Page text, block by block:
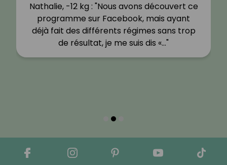
Nathalie, -12 kg : "Nous avons découvert ce
programme sur Facebook, mais ayant
déjà fait des différents régimes sans trop
de résultat, je me suis dis «…"